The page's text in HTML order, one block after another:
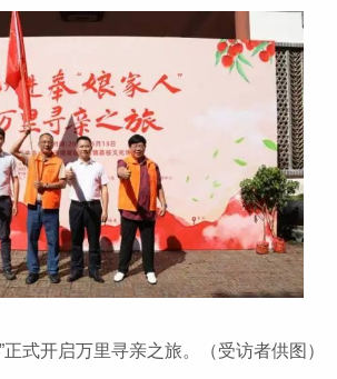
正式开启万里寻亲之旅。（受访者供图）